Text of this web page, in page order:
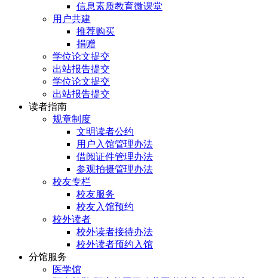
信息素质教育微课堂
用户共建
推荐购买
捐赠
学位论文提交
出站报告提交
学位论文提交
出站报告提交
读者指南
规章制度
文明读者公约
用户入馆管理办法
借阅证件管理办法
参观拍摄管理办法
校友专栏
校友服务
校友入馆预约
校外读者
校外读者接待办法
校外读者预约入馆
分馆服务
医学馆